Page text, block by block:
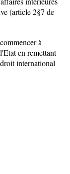
(article 2§7 de
à
en remettant
international